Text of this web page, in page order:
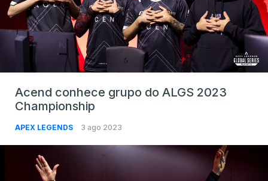
Acend conhece grupo do ALGS 2023
Championship
APEX LEGENDS 3 ago 2023